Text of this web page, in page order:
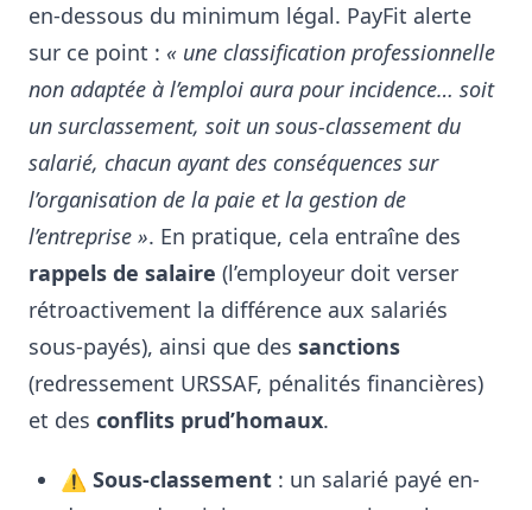
en-dessous du minimum légal. PayFit alerte
sur ce point : « une classification professionnelle
non adaptée à l’emploi aura pour incidence… soit
un surclassement, soit un sous-classement du
salarié, chacun ayant des conséquences sur
l’organisation de la paie et la gestion de
l’entreprise ». En pratique, cela entraîne des
rappels de salaire (l’employeur doit verser
rétroactivement la différence aux salariés
sous-payés), ainsi que des sanctions
(redressement URSSAF, pénalités financières)
et des conflits prud’homaux.
⚠️ Sous-classement : un salarié payé en-